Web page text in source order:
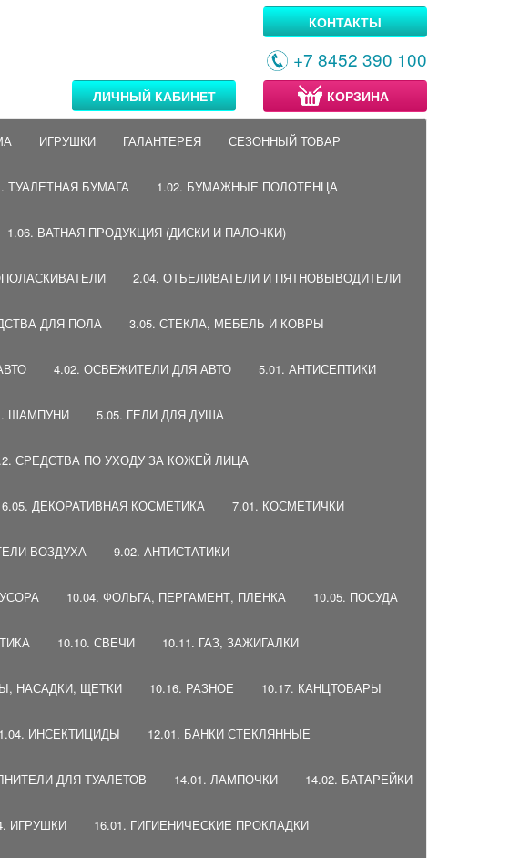
КОНТАКТЫ
+7 8452 390 100
ЛИЧНЫЙ КАБИНЕТ КОРЗИНА
ИГРУШКИ ГАЛАНТЕРЕЯ СЕЗОННЫЙ ТОВАР
ТУАЛЕТНАЯ БУМАГА 1.02. БУМАЖНЫЕ ПОЛОТЕНЦА
1.06. ВАТНАЯ ПРОДУКЦИЯ (ДИСКИ И ПАЛОЧКИ)
2.04. ОТБЕЛИВАТЕЛИ И ПЯТНОВЫВОДИТЕЛИ
ДЛЯ ПОЛА 3.05. СТЕКЛА, МЕБЕЛЬ И КОВРЫ
4.02. ОСВЕЖИТЕЛИ ДЛЯ АВТО 5.01. АНТИСЕПТИКИ
ШАМПУНИ 5.05. ГЕЛИ ДЛЯ ДУША
СРЕДСТВА ПО УХОДУ ЗА КОЖЕЙ ЛИЦА
6.05. ДЕКОРАТИВНАЯ КОСМЕТИКА 7.01. КОСМЕТИЧКИ
ВОЗДУХА 9.02. АНТИСТАТИКИ
10.04. ФОЛЬГА, ПЕРГАМЕНТ, ПЛЕНКА 10.05. ПОСУДА
10.10. СВЕЧИ 10.11. ГАЗ, ЗАЖИГАЛКИ
НАСАДКИ, ЩЕТКИ 10.16. РАЗНОЕ 10.17. КАНЦТОВАРЫ
ИНСЕКТИЦИДЫ 12.01. БАНКИ СТЕКЛЯННЫЕ
ДЛЯ ТУАЛЕТОВ 14.01. ЛАМПОЧКИ 14.02. БАТАРЕЙКИ
ИГРУШКИ 16.01. ГИГИЕНИЧЕСКИЕ ПРОКЛАДКИ